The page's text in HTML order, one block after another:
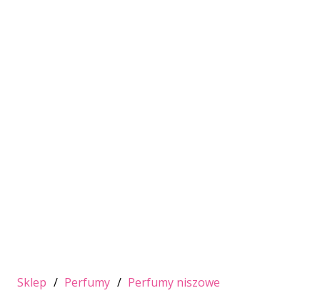
Sklep / Perfumy / Perfumy niszowe